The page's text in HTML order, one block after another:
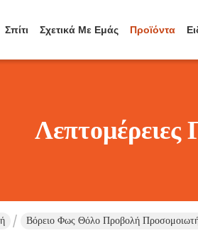
Σπίτι Σχετικά Με Εμάς Προϊόντα
Λεπτομέρειες
Βόρειο Φως Θόλο Προβολή